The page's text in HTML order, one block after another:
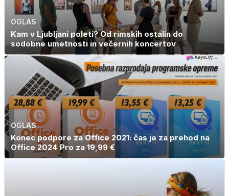
OGLAS
Kam v Ljubljani poleti? Od rimskih ostalin do
sodobne umetnosti in večernih koncertov
OGLAS
Konec podpore za Office 2021: čas je za prehod na
Office 2024 Pro za 19,99 €